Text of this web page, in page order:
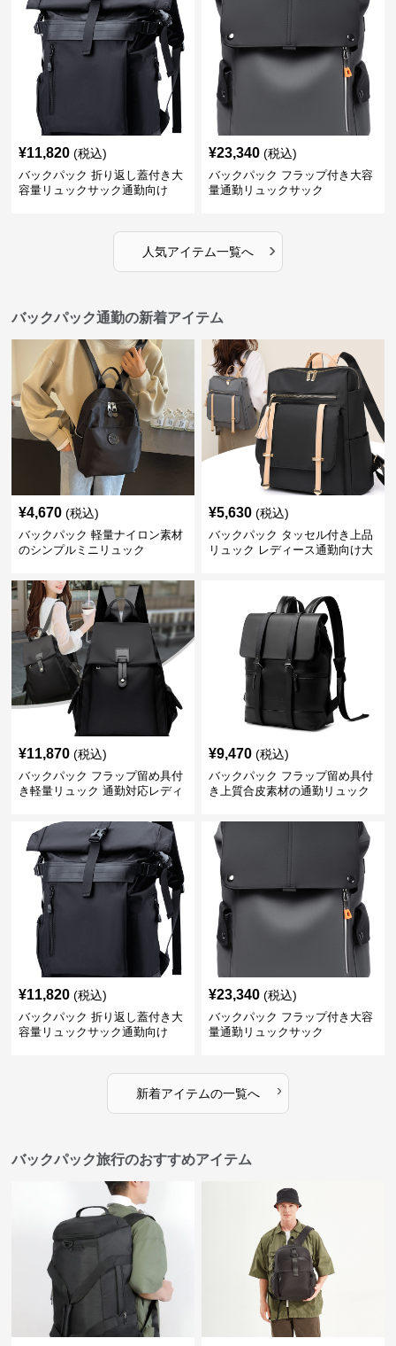
¥11,820 (税込)
バックパック 折り返し蓋付き大
容量リュックサック通勤向け
¥23,340 (税込)
バックパック フラップ付き大容
量通勤リュックサック
人気アイテム一覧へ ›
バックパック通勤の新着アイテム
¥4,670 (税込)
バックパック 軽量ナイロン素材
のシンプルミニリュック
¥5,630 (税込)
バックパック タッセル付き上品
リュック レディース通勤向け大
¥11,870 (税込)
バックパック フラップ留め具付
き軽量リュック 通勤対応レディ
¥9,470 (税込)
バックパック フラップ留め具付
き上質合皮素材の通勤リュック
¥11,820 (税込)
バックパック 折り返し蓋付き大
容量リュックサック通勤向け
¥23,340 (税込)
バックパック フラップ付き大容
量通勤リュックサック
新着アイテムの一覧へ ›
バックパック旅行のおすすめアイテム